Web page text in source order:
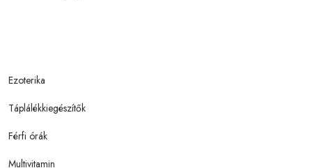
Ezoterika
Táplálékkiegészítők
Férfi órák
Multivitamin